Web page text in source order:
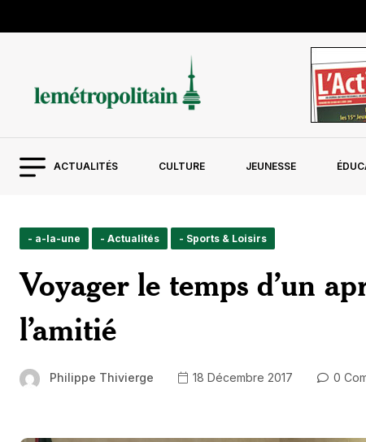
ACTUALITÉS CULTURE JEUNESSE
- a-la-une - Actualités - Sports & Loisirs
Voyager le temps d’un
l’amitié
Philippe Thivierge 18 Décembre 2017 0